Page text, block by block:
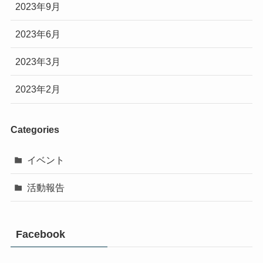
2023年9月
2023年6月
2023年3月
2023年2月
Categories
イベント
活動報告
Facebook